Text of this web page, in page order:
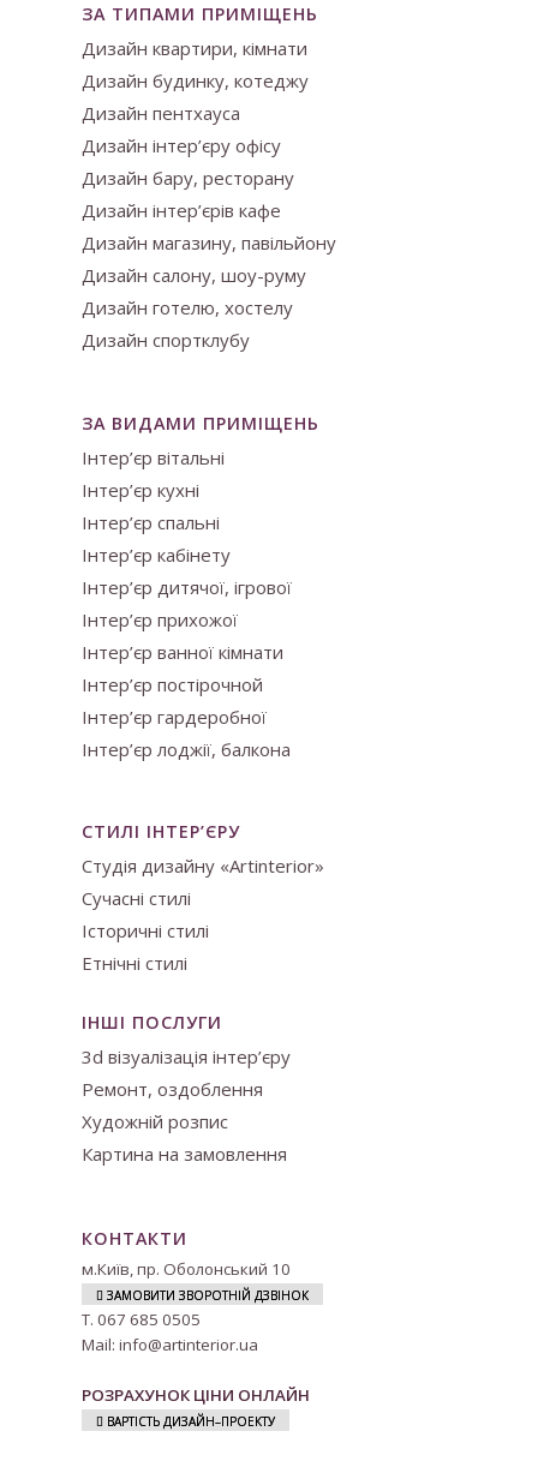
ЗА ТИПАМИ ПРИМІЩЕНЬ
Дизайн квартири, кімнати
Дизайн будинку, котеджу
Дизайн пентхауса
Дизайн інтер’єру офісу
Дизайн бару, ресторану
Дизайн інтер’єрів кафе
Дизайн магазину, павільйону
Дизайн салону, шоу-руму
Дизайн готелю, хостелу
Дизайн спортклубу
ЗА ВИДАМИ ПРИМІЩЕНЬ
Інтер’єр вітальні
Інтер’єр кухні
Інтер’єр спальні
Інтер’єр кабінету
Інтер’єр дитячої, ігрової
Інтер’єр прихожої
Інтер’єр ванної кімнати
Інтер’єр постірочной
Інтер’єр гардеробної
Інтер’єр лоджії, балкона
СТИЛІ ІНТЕР’ЄРУ
Студія дизайну «Artinterior»
Сучасні стилі
Історичні стилі
Етнічні стилі
ІНШІ ПОСЛУГИ
3d візуалізація інтер’єру
Ремонт, оздоблення
Художній розпис
Картина на замовлення
КОНТАКТИ
м.Київ, пр. Оболонський 10
ЗАМОВИТИ ЗВОРОТНІЙ ДЗВІНОК
Т. 067 685 0505
Mail: info@artinterior.ua
РОЗРАХУНОК ЦІНИ ОНЛАЙН
ВАРТІСТЬ ДИЗАЙН–ПРОЕКТУ